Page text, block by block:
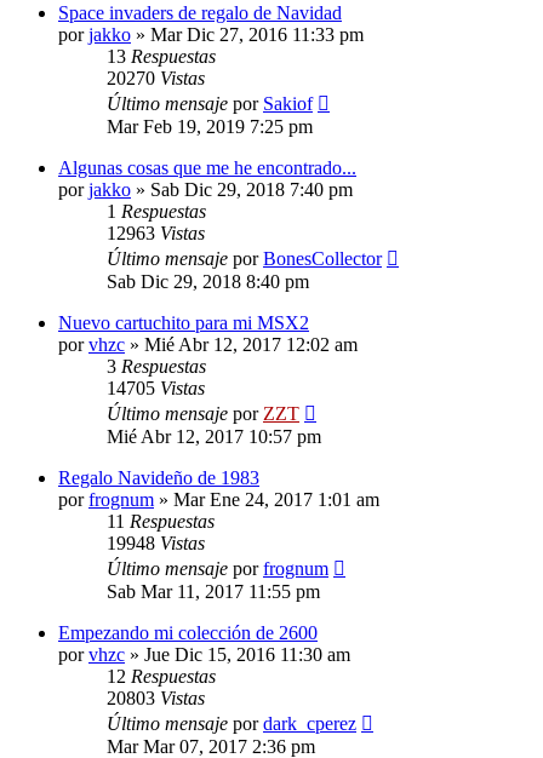
Space invaders de regalo de Navidad
porjakko » Mar Dic 27, 2016 11:33 pm
13 Respuestas
20270 Vistas
Último mensaje por Sakiof
Mar Feb 19, 2019 7:25 pm
Algunas cosas que me he encontrado...
porjakko » Sab Dic 29, 2018 7:40 pm
1 Respuestas
12963 Vistas
Último mensaje porBonesCollector
Sab Dic 29, 2018 8:40 pm
Nuevo cartuchito para mi MSX2
porvhzc » Mié Abr 12, 2017 12:02 am
3 Respuestas
14705 Vistas
Último mensaje por ZZT
Mié Abr 12, 2017 10:57 pm
Regalo Navideño de 1983
porfrognum » Mar Ene 24, 2017 1:01 am
11 Respuestas
19948 Vistas
Último mensaje porfrognum
Sab Mar 11, 2017 11:55 pm
Empezando mi colección de 2600
porvhzc » Jue Dic 15, 2016 11:30 am
12 Respuestas
20803 Vistas
Último mensaje pordark_cperez
Mar Mar 07, 2017 2:36 pm